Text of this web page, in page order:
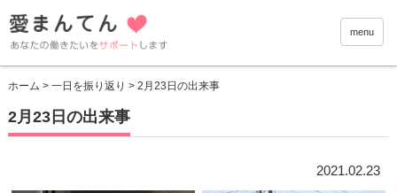
愛まん
menu
ホーム > 一日を振り返り > 2月23日の出来事
2月23日の出来事
2021.02.23